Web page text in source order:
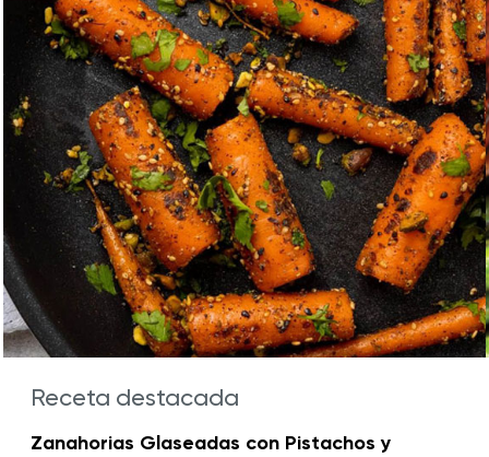
Receta destacada
Zanahorias Glaseadas con Pistachos y